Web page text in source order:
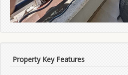
Property Key Features